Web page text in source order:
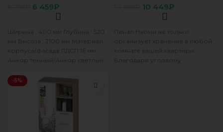
св/тем6 459₽
Ширина : 400 мм Глубина : 520
мм Высота : 2100 мм Материал
корпуса/фасада:ЛДСП 16 мм
Анкор темный/Анкор светлый
каньон/белый глянец
10 449₽
Пенал Наоми не только
организует хранение в любой
комнате вашей квартиры.
Благодаря угловому
-5%